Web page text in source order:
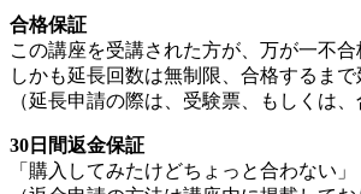
合格保証
この講座を受講された方が、万が一不
しかも延長回数は無制限、合格するまで
（延長申請の際は、受験票、もしくは
30日間返金保証
「購入してみたけどちょっと合わない